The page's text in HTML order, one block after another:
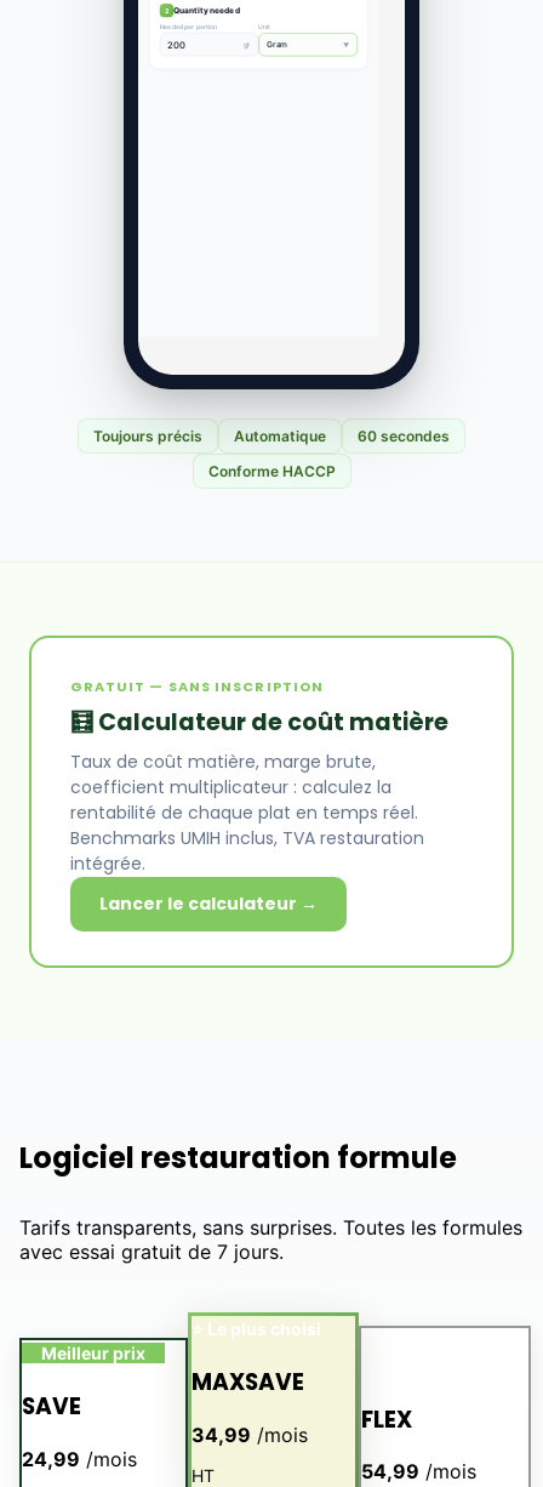
Toujours précis Automatique
60 secondes
Conforme HACCP
GRATUIT — SANS INSCRIPTION
🧮 Calculateur de coût matière
Taux de coût matière, marge brute,
coefficient multiplicateur : calculez la
rentabilité de chaque plat en temps réel.
Benchmarks UMIH inclus, TVA restauration
intégrée.
Lancer le calculateur →
Logiciel restauration formule
Tarifs transparents, sans surprises. Toutes les formules
avec essai gratuit de 7 jours.
Meilleur prix
SAVE
24,99 /mois
⭐ Le plus choisi
MAXSAVE
34,99 /mois
HT
FLEX
54,99 /mois